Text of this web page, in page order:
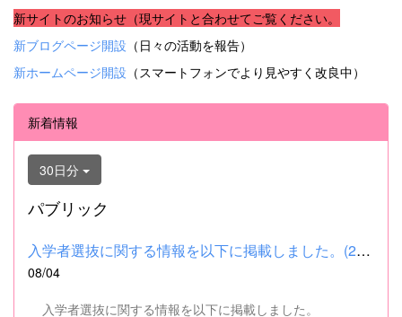
新サイトのお知らせ（現サイトと合わせてご覧ください。
新ブログページ開設 （日々の活動を報告）
新ホームページ開設 （スマートフォンでより見やすく改良中）
新着情報
30日分
パブリック
入学者選抜に関する情報を以下に掲載しました。(2026.8.4) ■令和...
08/04
入学者選抜に関する情報を以下に掲載しました。